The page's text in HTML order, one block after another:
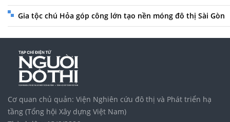
Gia tộc chú Hỏa góp công lớn tạo nền móng đô thị Sài Gòn
Cơ quan chủ quản: Viện Nghiên cứu đô thị và Phát triển hạ
tầng (Tổng hội Xây dựng Việt Nam)